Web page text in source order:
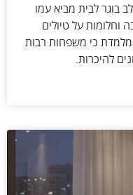
בוגר לבית מביא עמו
וחלומות על טיולים
כי משפחות רבות
להיכרות.